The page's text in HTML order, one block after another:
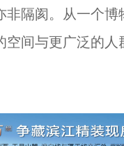
隔阂。从一个
空间与更广泛的人